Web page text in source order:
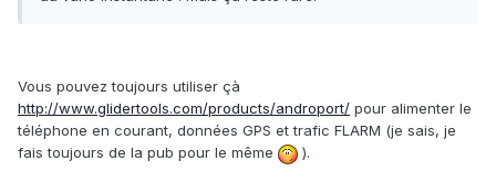
Vous pouvez toujours utiliser çà
http://www.glidertools.com/products/androport/ pour alimenter le
téléphone en courant, données GPS et trafic FLARM (je sais, je
fais toujours de la pub pour le même
).